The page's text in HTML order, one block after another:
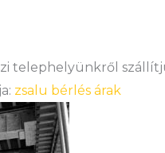
telephelyünkről
zsalu bérlés árak